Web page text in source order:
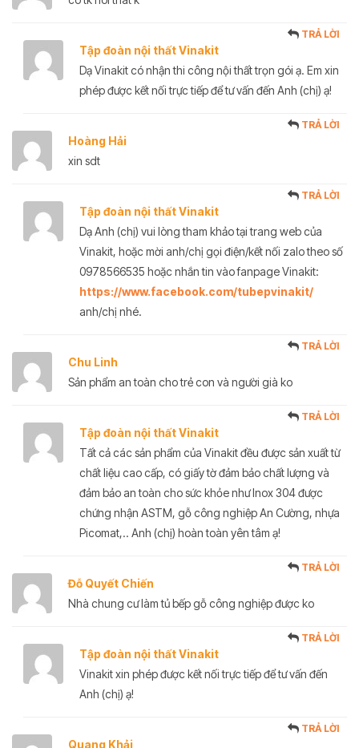
Tập đoàn nội thất Vinakit
TRẢ LỜI
Dạ Vinakit có nhận thi công nội thất trọn gói ạ. Em xin
phép được kết nối trực tiếp để tư vấn đến Anh (chị) ạ!
Hoàng Hải
TRẢ LỜI
xin sdt
Tập đoàn nội thất Vinakit
TRẢ LỜI
Dạ Anh (chị) vui lòng tham khảo tại trang web của
Vinakit, hoặc mời anh/chị gọi điện/kết nối zalo theo số
0978566535 hoặc nhắn tin vào fanpage Vinakit:
https://www.facebook.com/tubepvinakit/
anh/chị nhé.
Chu Linh
TRẢ LỜI
Sản phẩm an toàn cho trẻ con và người già ko
Tập đoàn nội thất Vinakit
TRẢ LỜI
Tất cả các sản phẩm của Vinakit đều được sản xuất từ
chất liệu cao cấp, có giấy tờ đảm bảo chất lượng và
đảm bảo an toàn cho sức khỏe như Inox 304 được
chứng nhận ASTM, gỗ công nghiệp An Cường, nhựa
Picomat,.. Anh (chị) hoàn toàn yên tâm ạ!
Đỗ Quyết Chiến
TRẢ LỜI
Nhà chung cư làm tủ bếp gỗ công nghiệp được ko
Tập đoàn nội thất Vinakit
TRẢ LỜI
Vinakit xin phép được kết nối trực tiếp để tư vấn đến
Anh (chị) ạ!
Quang Khải
TRẢ LỜI